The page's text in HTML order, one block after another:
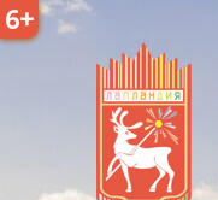
6+